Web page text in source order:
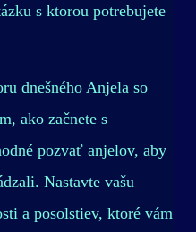
s ktorou potrebujete
dnešného Anjela so
ako začnete s
pozvať anjelov, aby
Nastavte vašu
a posolstiev, ktoré vám